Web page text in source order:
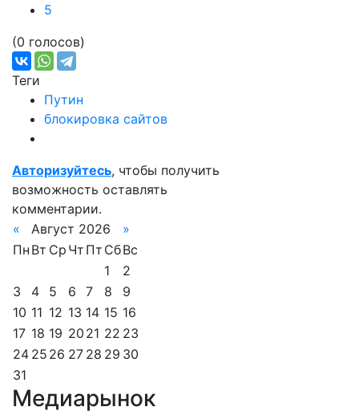
5
(0 голосов)
Теги
Путин
блокировка сайтов
Авторизуйтесь, чтобы получить
возможность оставлять
комментарии.
«
Август 2026
»
Пн Вт Ср Чт Пт СбВс
1
2
3
4 5 6 7 8
9
10 11 12 13 14 15 16
17 18 19 20 21 22 23
24 25 26 27 28 29 30
31
Медиарынок